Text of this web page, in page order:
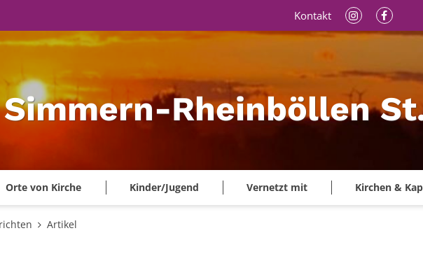
Rheinböllen
Orte von Kirche Kinder/Jugend Vernetzt mit Kirchen &
Kontakt
Artikel